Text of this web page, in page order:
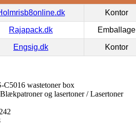
Kontor
Rajapack.dk Emballage
Engsig.dk Kontor
C5016 wastetoner box
og lasertoner / Lasertoner